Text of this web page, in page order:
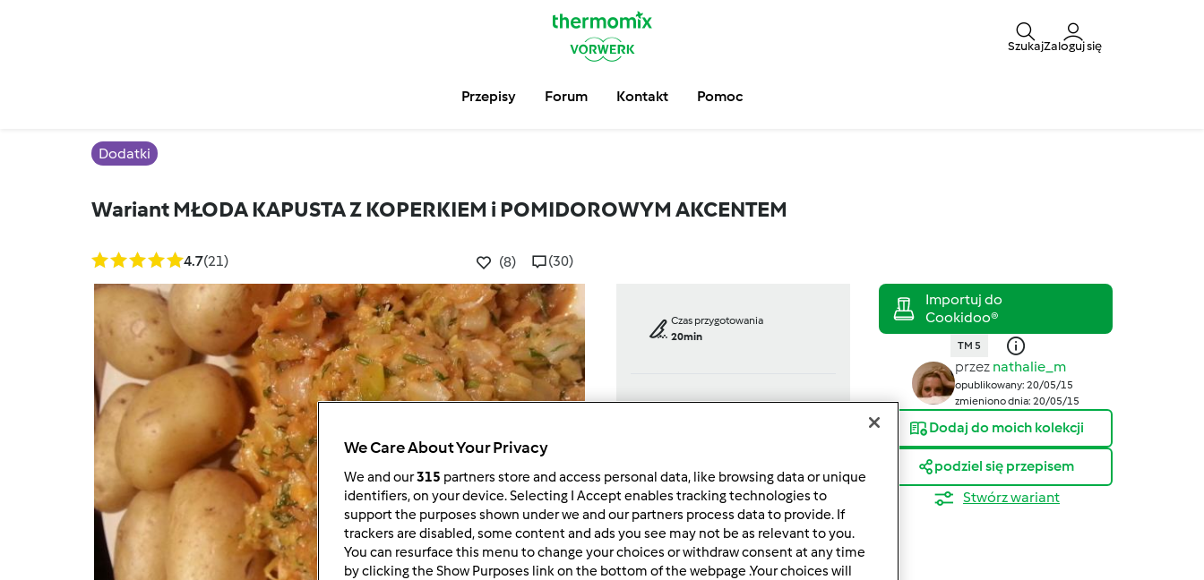
SzukajZaloguj się
Przepisy Forum Kontakt Pomoc
Dodatki
Wariant MŁODA KAPUSTA Z KOPERKIEM i POMIDOROWYM AKCENTEM
4.7(21) (8) (30)
Czas przygotowania
20min
porcja/porcje/porcji
2porcja/porcje/porcji
TM 5
przez nathalie_m
opublikowany: 20/05/15
zmieniono dnia: 20/05/15
Dodaj do moich kolekcji
podziel się przepisem
Stwórz wariant
We Care About Your Privacy
We and our315 partners store and access personal data, like browsing data or unique
identifiers, on your device. Selecting I Accept enables tracking technologies to
support the purposes shown under we and our partners process data to provide. If
trackers are disabled, some content and ads you see may not be as relevant to you.
You can resurface this menu to change your choices or withdraw consent at any time
by clicking the Show Purposes link on the bottom of the webpage .Your choices will